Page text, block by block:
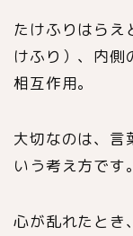
たけふりはらえ
けふり）、内側
相互作用。
大切なのは、言
いう考え方です。
心が乱れたとき